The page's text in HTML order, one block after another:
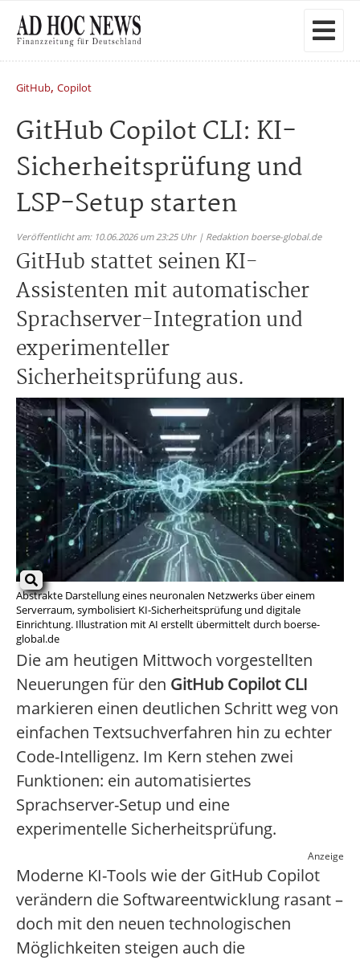
GitHub, Copilot
GitHub Copilot CLI: KI-
Sicherheitsprüfung und
LSP-Setup starten
Veröffentlicht am: 10.06.2026 um 23:25 Uhr | Redaktion boerse-global.de
GitHub stattet seinen KI-
Assistenten mit automatischer
Sprachserver-Integration und
experimenteller
Sicherheitsprüfung aus.
Abstrakte Darstellung eines neuronalen Netzwerks über einem
Serverraum, symbolisiert KI-Sicherheitsprüfung und digitale
Einrichtung. Illustration mit AI erstellt übermittelt durch boerse-
global.de
Die am heutigen Mittwoch vorgestellten
Neuerungen für den GitHub Copilot CLI
markieren einen deutlichen Schritt weg von
einfachen Textsuchverfahren hin zu echter
Code-Intelligenz. Im Kern stehen zwei
Funktionen: ein automatisiertes
Sprachserver-Setup und eine
experimentelle Sicherheitsprüfung.
Anzeige
Moderne KI-Tools wie der GitHub Copilot
verändern die Softwareentwicklung rasant –
doch mit den neuen technologischen
Möglichkeiten steigen auch die